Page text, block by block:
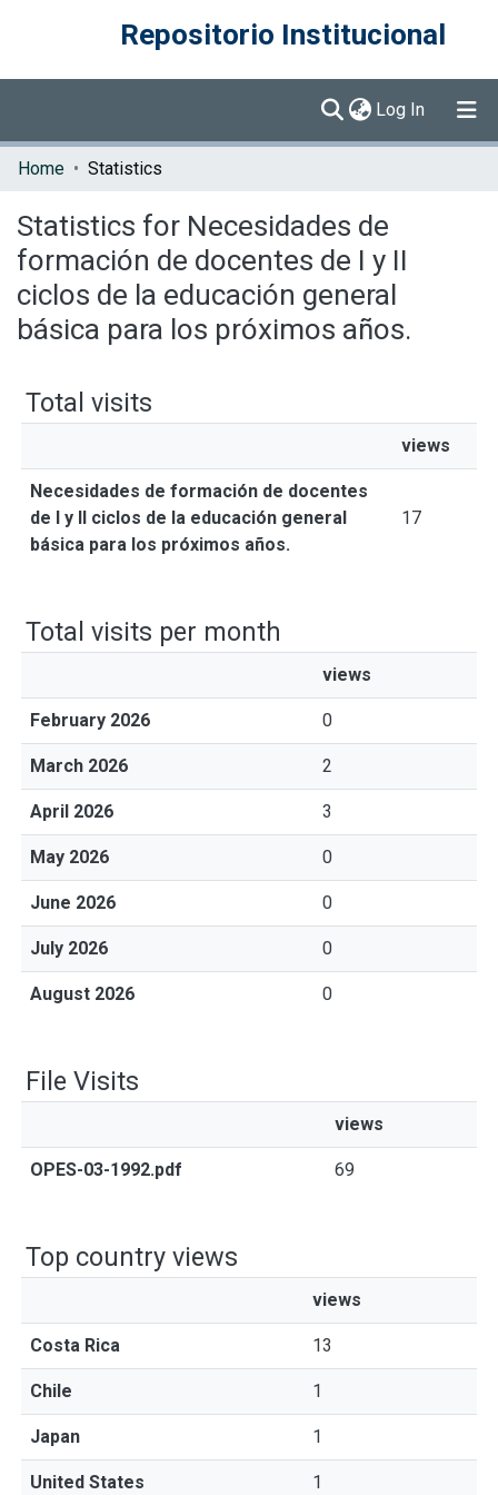
Repositorio Institucional
Log In (current)
Communities & Collections
Home Statistics
Statistics for Necesidades de
formación de docentes de I y II
ciclos de la educación general
básica para los próximos años.
Total visits
views
Necesidades de formación de docentes
de I y II ciclos de la educación general
básica para los próximos años.
17
Total visits per month
views
February 2026 0
March 2026 2
April 2026 3
May 2026 0
June 2026 0
July 2026 0
August 2026 0
File Visits
views
OPES-03-1992.pdf 69
Top country views
views
Costa Rica 13
Chile 1
Japan 1
United States 1